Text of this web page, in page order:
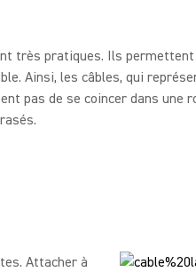
très pratiques. Ils
Ainsi, les câbles, qui
pas de se coincer dans une
Attacher à